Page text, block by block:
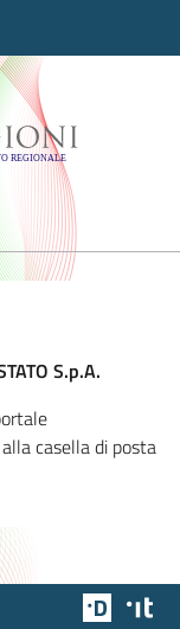
-
S.p.A.
casella di posta
Team